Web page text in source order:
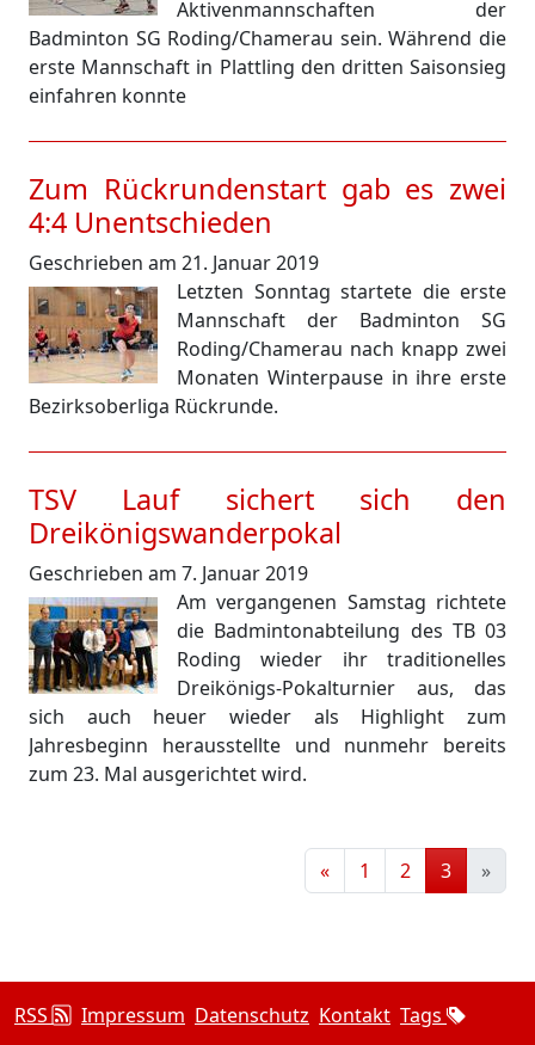
Aktivenmannschaften der
Badminton SG Roding/Chamerau sein. Während die
erste Mannschaft in Plattling den dritten Saisonsieg
einfahren konnte
Zum Rückrundenstart gab es zwei
4:4 Unentschieden
Geschrieben am 21. Januar 2019
Letzten Sonntag startete die erste
Mannschaft der Badminton SG
Roding/Chamerau nach knapp zwei
Monaten Winterpause in ihre erste
Bezirksoberliga Rückrunde.
TSV Lauf sichert sich den
Dreikönigswanderpokal
Geschrieben am 7. Januar 2019
Am vergangenen Samstag richtete
die Badmintonabteilung des TB 03
Roding wieder ihr traditionelles
Dreikönigs-Pokalturnier aus, das
sich auch heuer wieder als Highlight zum
Jahresbeginn herausstellte und nunmehr bereits
zum 23. Mal ausgerichtet wird.
« 1 2 3 »
RSS Impressum Datenschutz Kontakt Tags